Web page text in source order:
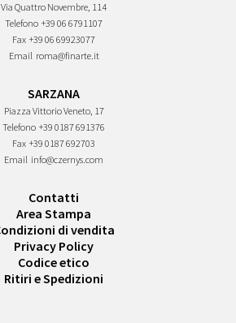
Via Quattro Novembre, 114
Telefono +39 06 6791107
Fax +39 06 69923077
Email roma@finarte.it
SARZANA
Piazza Vittorio Veneto, 17
Telefono +39 0187 691376
Fax +39 0187 692703
Email info@czernys.com
Contatti
Area Stampa
di vendita
Privacy Policy
Codice etico
Ritiri e Spedizioni